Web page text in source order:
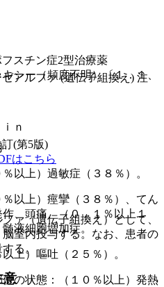
シー（頻度不明）〔１．１、
以上）過敏症（３８％）。
以上）痙攣（３８％）、てん
、頭痛、（０．１％以上１
液細胞増加症。
上）嘔吐（２５％）。
の状態：（１０％以上）発熱
スチン症2型治療薬
アルファ (遺伝子組換え) 注
ｎ
訂(第5版)
はこちら
ァ（遺伝子組換え）として、
室内投与する。なお、患者の
る。
意